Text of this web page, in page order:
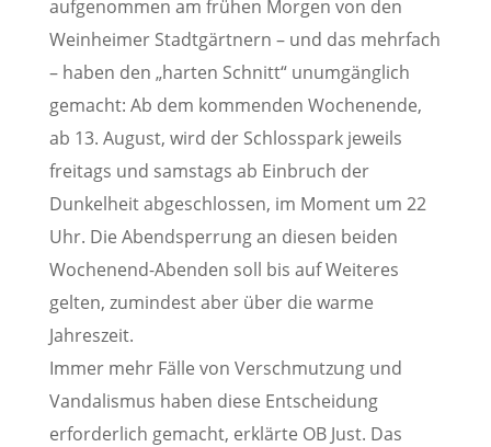
aufgenommen am frühen Morgen von den
Weinheimer Stadtgärtnern – und das mehrfach
– haben den „harten Schnitt“ unumgänglich
gemacht: Ab dem kommenden Wochenende,
ab 13. August, wird der Schlosspark jeweils
freitags und samstags ab Einbruch der
Dunkelheit abgeschlossen, im Moment um 22
Uhr. Die Abendsperrung an diesen beiden
Wochenend-Abenden soll bis auf Weiteres
gelten, zumindest aber über die warme
Jahreszeit.
Immer mehr Fälle von Verschmutzung und
Vandalismus haben diese Entscheidung
erforderlich gemacht, erklärte OB Just. Das